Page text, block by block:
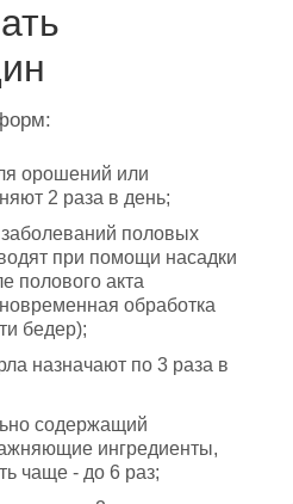
орошений или
2 раза в день;
половых
при помощи насадки
полового акта
обработка
бедер);
назначают по 3 раза в
содержащий
ингредиенты,
чаще - до 6 раз;